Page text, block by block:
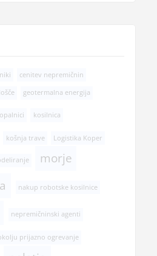
cenitev nepremičnin
geotermalna energija
kosilnica
košnja trave Logistika Koper
morje
nakup robotske kosilnice
nepremičninski agenti
prijazno ogrevanje